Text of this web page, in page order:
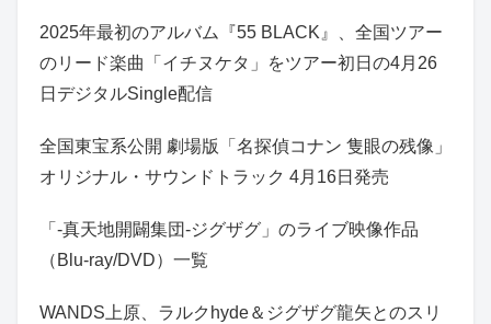
2025年最初のアルバム『55 BLACK』、全国ツアー
のリード楽曲「イチヌケタ」をツアー初日の4月26
日デジタルSingle配信
全国東宝系公開 劇場版「名探偵コナン 隻眼の残像」
オリジナル・サウンドトラック 4月16日発売
「-真天地開闢集団-ジグザグ」のライブ映像作品
（Blu-ray/DVD）一覧
WANDS上原、ラルクhyde＆ジグザグ龍矢とのスリ